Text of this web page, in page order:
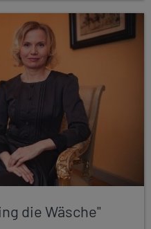
die Wäsche"